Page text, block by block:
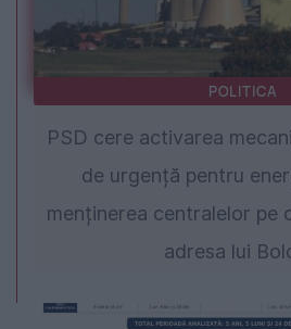
POLITICA
PSD cere activarea
de urgență pentru
menținerea centralelor pe
adresa lui